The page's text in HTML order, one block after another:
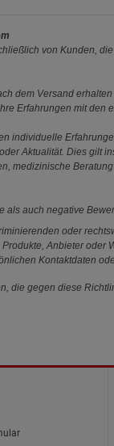
von Kunden,
dem Versand
Erfahrungen mit
individuelle
Aktualität. Dies gilt
medizinische
als auch negative
oder
Anbieter oder
Kontaktdaten
die gegen diese